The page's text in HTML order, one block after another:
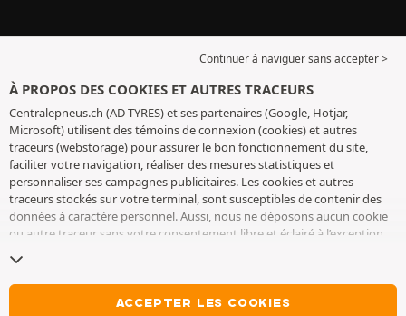
Continuer à naviguer sans accepter >
À PROPOS DES COOKIES ET AUTRES TRACEURS
Centralepneus.ch (AD TYRES) et ses partenaires (Google, Hotjar,
Microsoft) utilisent des témoins de connexion (cookies) et autres
traceurs (webstorage) pour assurer le bon fonctionnement du site,
faciliter votre navigation, réaliser des mesures statistiques et
personnaliser ses campagnes publicitaires. Les cookies et autres
traceurs stockés sur votre terminal, sont susceptibles de contenir des
données à caractère personnel. Aussi, nous ne déposons aucun cookie
ou autre traceur sans votre consentement libre et éclairé à l’exception
conservons votre choix pendant 6 mois. Vous pouvez retirer votre
consentement à tout moment en vous rendant sur lapage cookies et
. Vous pouvez choisir de continuer à naviguer sans
ACCEPTER LES COOKIES